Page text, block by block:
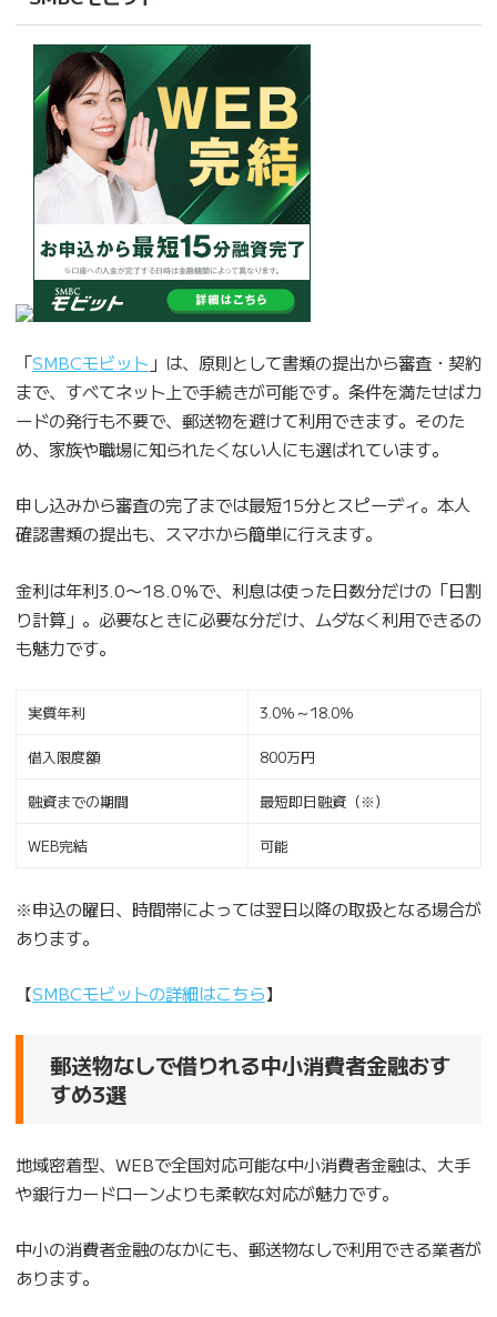
「SMBCモビット 」は、原則として書類の提出から審査・契約
まで、すべてネット上で手続きが可能です。条件を満たせばカ
ードの発行も不要で、郵送物を避けて利用できます。そのた
め、家族や職場に知られたくない人にも選ばれています。
申し込みから審査の完了までは最短15分とスピーディ。本人
確認書類の提出も、スマホから簡単に行えます。
金利は年利3.0〜18.0％で、利息は使った日数分だけの「日割
り計算」。必要なときに必要な分だけ、ムダなく利用できるの
も魅力です。
実質年利 3.0％～18.0％
借入限度額 800万円
融資までの期間 最短即日融資（※）
WEB完結 可能
※申込の曜日、時間帯によっては翌日以降の取扱となる場合が
あります。
【SMBCモビットの詳細はこちら】
郵送物なしで借りれる中小消費者金融おす
すめ3選
地域密着型、WEBで全国対応可能な中小消費者金融は、大手
や銀行カードローンよりも柔軟な対応が魅力です。
中小の消費者金融のなかにも、郵送物なしで利用できる業者が
あります。